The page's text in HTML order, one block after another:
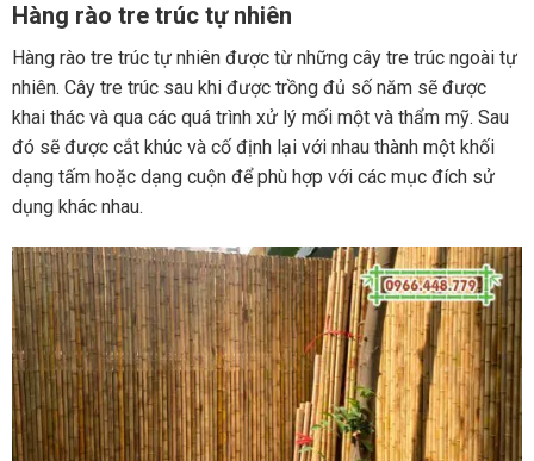
Hàng rào tre trúc tự nhiên
Hàng rào tre trúc tự nhiên được từ những cây tre trúc ngoài tự
nhiên. Cây tre trúc sau khi được trồng đủ số năm sẽ được
khai thác và qua các quá trình xử lý mối một và thẩm mỹ. Sau
đó sẽ được cắt khúc và cố định lại với nhau thành một khối
dạng tấm hoặc dạng cuộn để phù hợp với các mục đích sử
dụng khác nhau.